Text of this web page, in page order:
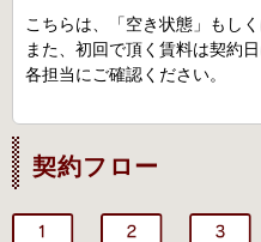
こちらは、「空き状態」もし
また、初回で頂く賃料は契約
各担当にご確認ください。
契約フロー